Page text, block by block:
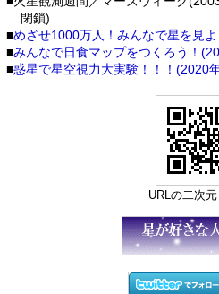
閉鎖)
■めざせ1000万人！みんなで星を見
■みんなで日食マップをつくろう！
■惑星で星空視力大実験！！！(2020
URLの二次